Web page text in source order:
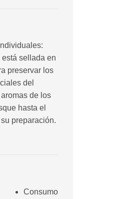
sellada en
preservar los
del
de los
hasta el
preparación.
Consumo